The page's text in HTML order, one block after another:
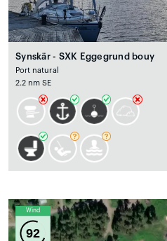
Synskär - SXK Eggegrund bouy
Port natural
2.2 nm SE
Wind
92